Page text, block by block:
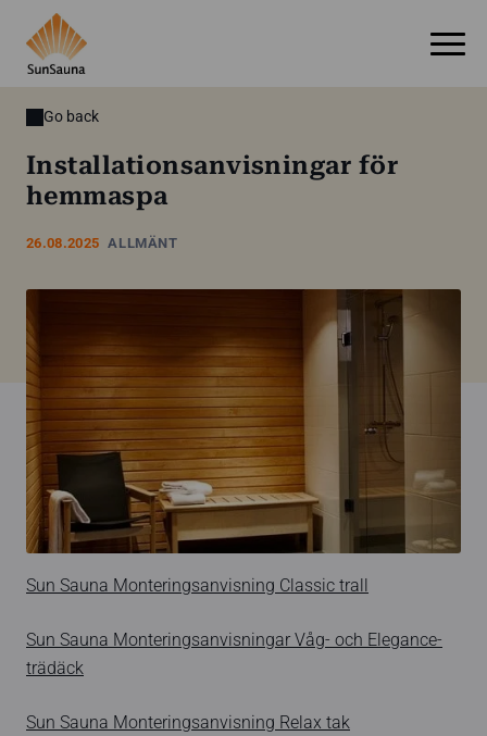
Go back
26.08.2025 ALLMÄNT
Installationsanvisningar för
hemmaspa
Sun Sauna Monteringsanvisning Classic trall
Sun Sauna Monteringsanvisningar Våg- och Elegance-
trädäck
Sun Sauna Monteringsanvisning Relax tak